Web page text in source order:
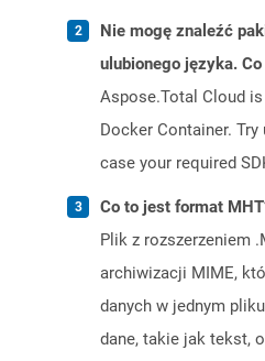
Nie mogę znaleźć
ulubionego języka.
Aspose.Total Cloud
Docker Container.
case your required
Co to jest format
Plik z rozszerzeniem
archiwizacji MIME,
danych w jednym
dane, takie jak tekst,